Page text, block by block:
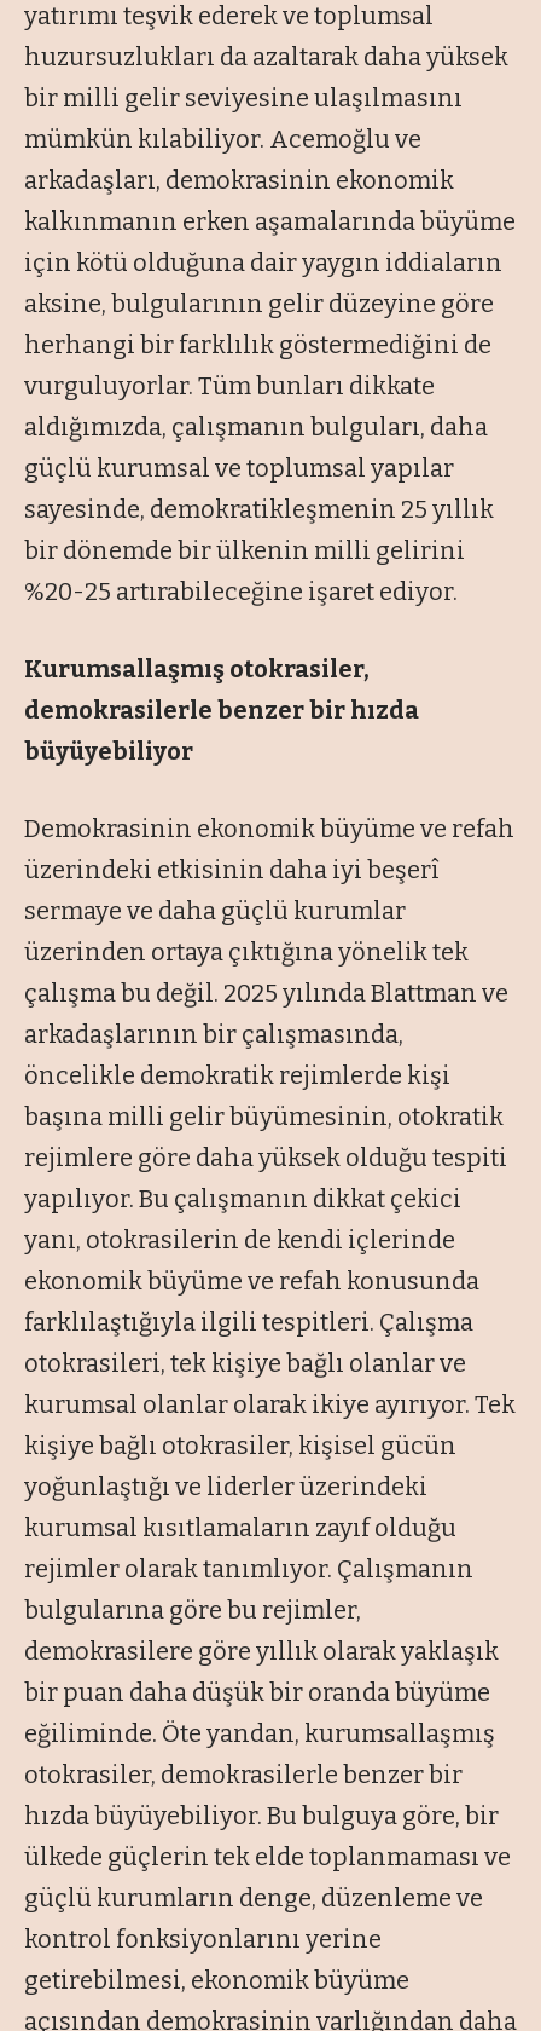
yatırımı teşvik ederek ve toplumsal
huzursuzlukları da azaltarak daha yüksek
bir milli gelir seviyesine ulaşılmasını
mümkün kılabiliyor. Acemoğlu ve
arkadaşları, demokrasinin ekonomik
kalkınmanın erken aşamalarında büyüme
için kötü olduğuna dair yaygın iddiaların
aksine, bulgularının gelir düzeyine göre
herhangi bir farklılık göstermediğini de
vurguluyorlar. Tüm bunları dikkate
aldığımızda, çalışmanın bulguları, daha
güçlü kurumsal ve toplumsal yapılar
sayesinde, demokratikleşmenin 25 yıllık
bir dönemde bir ülkenin milli gelirini
%20-25 artırabileceğine işaret ediyor.
Kurumsallaşmış otokrasiler,
demokrasilerle benzer bir hızda
büyüyebiliyor
Demokrasinin ekonomik büyüme ve refah
üzerindeki etkisinin daha iyi beşerî
sermaye ve daha güçlü kurumlar
üzerinden ortaya çıktığına yönelik tek
çalışma bu değil. 2025 yılında Blattman ve
arkadaşlarının bir çalışmasında,
öncelikle demokratik rejimlerde kişi
başına milli gelir büyümesinin, otokratik
rejimlere göre daha yüksek olduğu tespiti
yapılıyor. Bu çalışmanın dikkat çekici
yanı, otokrasilerin de kendi içlerinde
ekonomik büyüme ve refah konusunda
farklılaştığıyla ilgili tespitleri. Çalışma
otokrasileri, tek kişiye bağlı olanlar ve
kurumsal olanlar olarak ikiye ayırıyor. Tek
kişiye bağlı otokrasiler, kişisel gücün
yoğunlaştığı ve liderler üzerindeki
kurumsal kısıtlamaların zayıf olduğu
rejimler olarak tanımlıyor. Çalışmanın
bulgularına göre bu rejimler,
demokrasilere göre yıllık olarak yaklaşık
bir puan daha düşük bir oranda büyüme
eğiliminde. Öte yandan, kurumsallaşmış
otokrasiler, demokrasilerle benzer bir
hızda büyüyebiliyor. Bu bulguya göre, bir
ülkede güçlerin tek elde toplanmaması ve
güçlü kurumların denge, düzenleme ve
kontrol fonksiyonlarını yerine
getirebilmesi, ekonomik büyüme
açısından demokrasinin varlığından daha